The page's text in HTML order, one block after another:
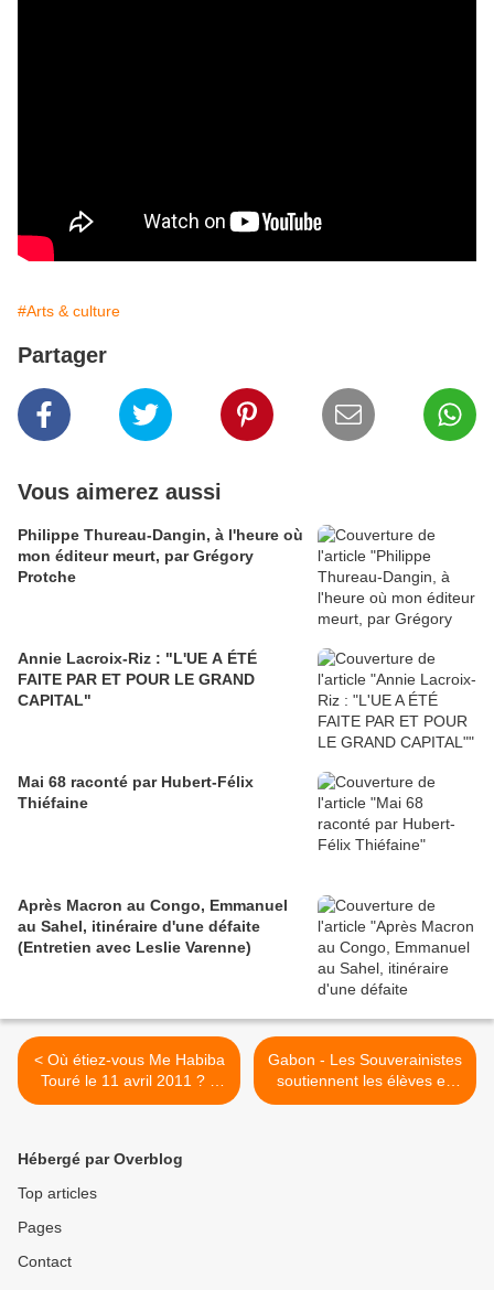
#Arts & culture
Partager
Vous aimerez aussi
Philippe Thureau-Dangin, à l'heure où
mon éditeur meurt, par Grégory
Protche
Annie Lacroix-Riz : "L'UE A ÉTÉ
FAITE PAR ET POUR LE GRAND
CAPITAL"
Mai 68 raconté par Hubert-Félix
Thiéfaine
Après Macron au Congo, Emmanuel
au Sahel, itinéraire d'une défaite
(Entretien avec Leslie Varenne)
< Où étiez-vous Me Habiba
Touré le 11 avril 2011 ? #
30
Gabon - Les Souverainistes
soutiennent les élèves en
grêve >
Hébergé par Overblog
Top articles
Pages
Contact